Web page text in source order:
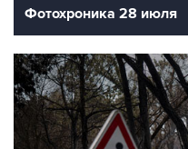
Фотохроника 28 июля